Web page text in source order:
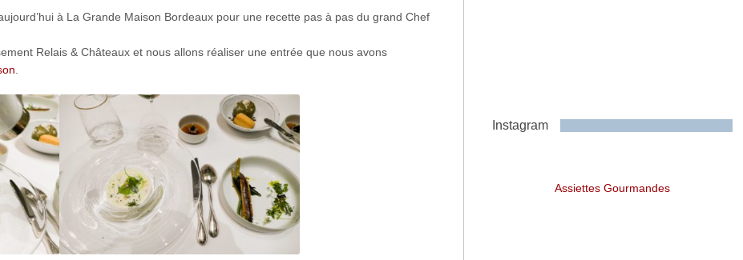
à La Grande Maison Bordeaux pour une recette pas à pas du grand Chef
Relais & Châteaux et nous allons réaliser une entrée que nous avons
Instagram
Assiettes Gourmandes